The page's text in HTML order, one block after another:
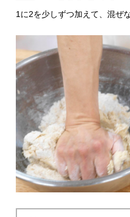
1に2を少しずつ加えて、混ぜ